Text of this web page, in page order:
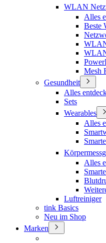
WLAN
Alles
Beste
Mesh
Gesundheit
Alles
Sets
Wearables
Alles
Alles
Luftreiniger
tink Basics
Neu im Shop
Marken